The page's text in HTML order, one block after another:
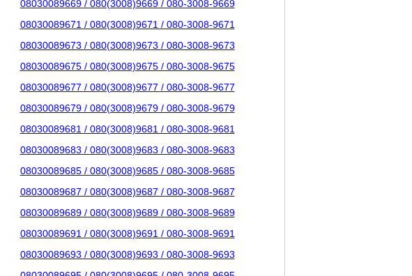
08030089669 / 080(3008)9669 / 080-3008-9669
08030089671 / 080(3008)9671 / 080-3008-9671
08030089673 / 080(3008)9673 / 080-3008-9673
08030089675 / 080(3008)9675 / 080-3008-9675
08030089677 / 080(3008)9677 / 080-3008-9677
08030089679 / 080(3008)9679 / 080-3008-9679
08030089681 / 080(3008)9681 / 080-3008-9681
08030089683 / 080(3008)9683 / 080-3008-9683
08030089685 / 080(3008)9685 / 080-3008-9685
08030089687 / 080(3008)9687 / 080-3008-9687
08030089689 / 080(3008)9689 / 080-3008-9689
08030089691 / 080(3008)9691 / 080-3008-9691
08030089693 / 080(3008)9693 / 080-3008-9693